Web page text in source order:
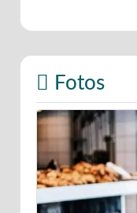
Fotos